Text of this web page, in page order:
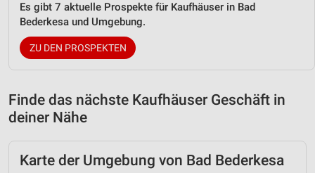
Es gibt 7 aktuelle Prospekte für Kaufhäuser in Bad
Bederkesa und Umgebung.
ZU DEN PROSPEKTEN
Finde das nächste Kaufhäuser Geschäft in
deiner Nähe
Karte der Umgebung von Bad Bederkesa